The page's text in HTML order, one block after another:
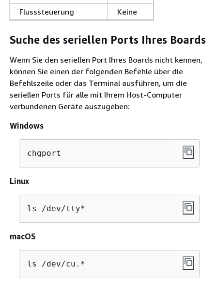
Flusssteuerung
Keine
Suche des seriellen Ports Ihres Boards
Wenn Sie den seriellen Port Ihres Boards nicht kennen,
können Sie einen der folgenden Befehle über die
Befehlszeile oder das Terminal ausführen, um die
seriellen Ports für alle mit Ihrem Host-Computer
verbundenen Geräte auszugeben:
Windows
chgport
Linux
ls /dev/tty*
macOS
ls /dev/cu.*